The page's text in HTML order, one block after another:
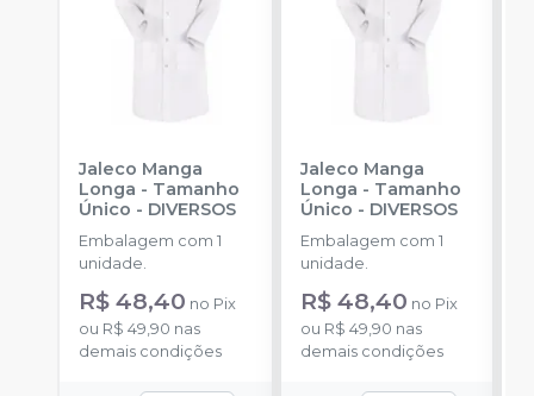
Jaleco Manga
Longa - Tamanho
Único - DIVERSOS
Embalagem com 1
unidade.
R$ 48,40 no Pix
ou R$ 49,90 nas
demais condições
Jaleco Manga
Longa - Tamanho
Único - DIVERSOS
Embalagem com 1
unidade.
R$ 48,40 no Pix
ou R$ 49,90 nas
demais condições